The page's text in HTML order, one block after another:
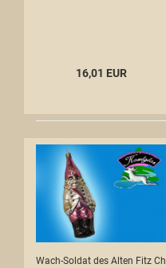
16,01 EUR
Wach-Soldat des Alten Fitz Ch